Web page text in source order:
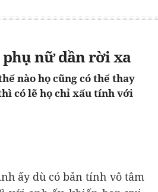
nữ dần rời xa
nào họ cũng có thể thay
có lẽ họ chỉ xấu tính với
ấy dù có bản tính vô tâm